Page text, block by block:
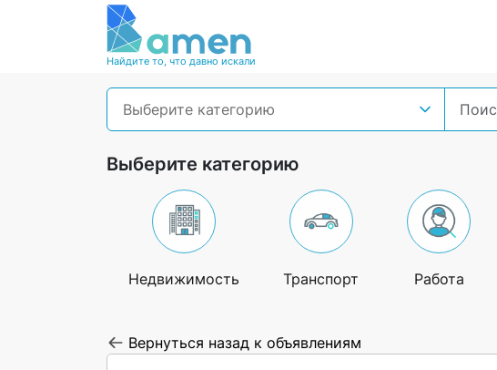
Найдите то, что давно искали
Выберите категорию
Выберите категорию
Недвижимость Транспорт Работа
Вернуться назад к объявлениям